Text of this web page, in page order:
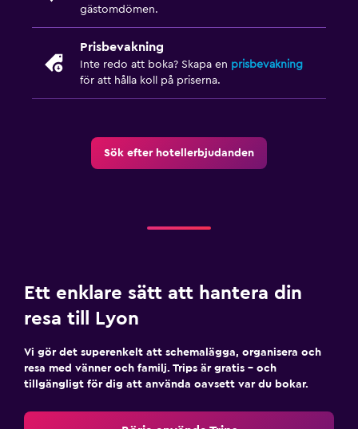
gästomdömen.
Prisbevakning
Inte redo att boka? Skapa en prisbevakning
för att hålla koll på priserna.
Sök efter hotellerbjudanden
Ett enklare sätt att hantera din
resa till Lyon
Vi gör det superenkelt att schemalägga, organisera och
resa med vänner och familj. Trips är gratis – och
tillgängligt för dig att använda oavsett var du bokar.